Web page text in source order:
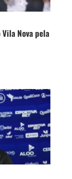
Nova pela